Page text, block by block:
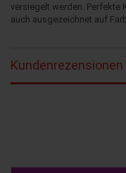
versiegelt werden. Perfekte
auch ausgezeichnet auf
Kundenrezensionen